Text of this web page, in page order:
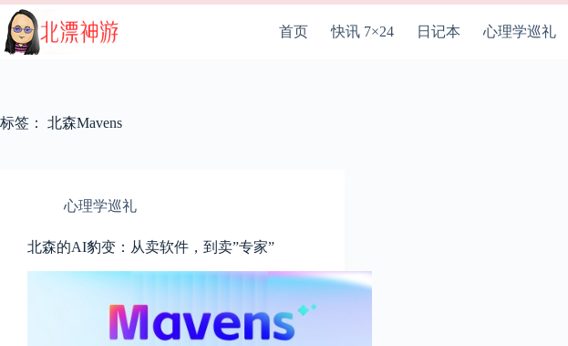
跳
至
内
首页 快讯 7×24 日记本 心理学巡礼
标签： 北森Mavens
心理学巡礼
北森的AI豹变：从卖软件，到卖”专家”